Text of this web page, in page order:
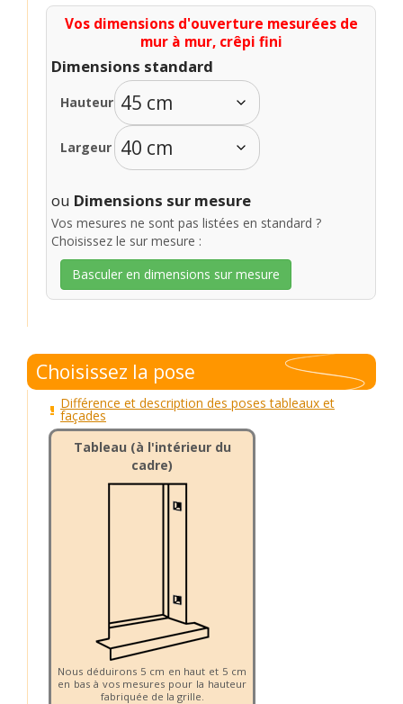
Vos dimensions d'ouverture mesurées de
mur à mur, crêpi fini
Dimensions standard
Hauteur
Largeur
ou Dimensions sur mesure
Vos mesures ne sont pas listées en standard ?
Choisissez le sur mesure :
Basculer en dimensions sur mesure
Choisissez la pose
Différence et description des poses tableaux et
façades
Tableau (à l'intérieur du
cadre)
Nous déduirons 5 cm en haut et 5 cm
en bas à vos mesures pour la hauteur
fabriquée de la grille.